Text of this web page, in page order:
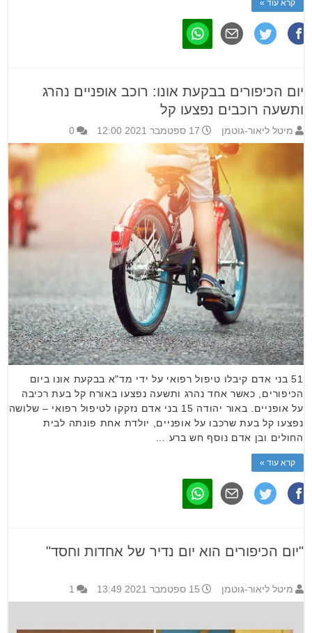
קרא עוד »
יום הכיפורים בבקעת אונו: רוכב אופניים נהרג
ותשעה רוכבים נפצעו קל
מיטל ליאור-גוטמן 17 ספטמבר 2021 12:00 0
51 בני אדם קיבלו טיפול רפואי על ידי מד"א בבקעת אונו ביום
הכיפורים, כאשר אחד נהרג ותשעה נפצעו באורח קל בעת רכיבה
על אופניים. באור יהודה 15 בני אדם נזקקו לטיפול רפואי – שלושה
נפצעו קל בעת שרכבו על אופניים, יולדת אחת פונתה לבית
החולים ובן אדם נוסף חש ברע …
קרא עוד »
"יום הכיפורים הוא יום נדיר של אחדות וחסד"
מיטל ליאור-גוטמן 15 ספטמבר 2021 13:49 1